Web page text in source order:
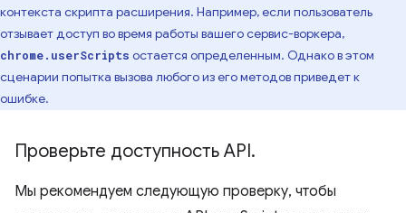
контекста скрипта расширения. Например, если пользователь
отзывает доступ во время работы вашего сервис-воркера,
chrome.userScripts остается определенным. Однако в этом
сценарии попытка вызова любого из его методов приведет к
ошибке.
Проверьте доступность API.
Мы рекомендуем следующую проверку, чтобы